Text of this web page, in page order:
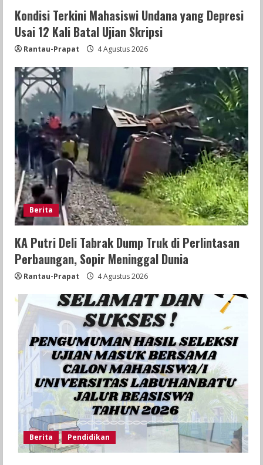
Kondisi Terkini Mahasiswi Undana yang Depresi
Usai 12 Kali Batal Ujian Skripsi
Rantau-Prapat 4 Agustus 2026
Berita
KA Putri Deli Tabrak Dump Truk di Perlintasan
Perbaungan, Sopir Meninggal Dunia
Rantau-Prapat 4 Agustus 2026
Berita Pendidikan